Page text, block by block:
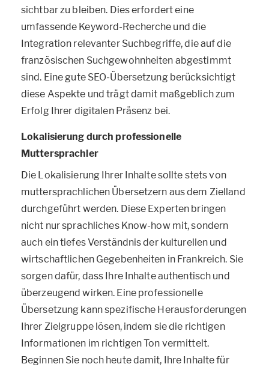
sichtbar zu bleiben. Dies erfordert eine
umfassende Keyword-Recherche und die
Integration relevanter Suchbegriffe, die auf die
französischen Suchgewohnheiten abgestimmt
sind. Eine gute SEO-Übersetzung berücksichtigt
diese Aspekte und trägt damit maßgeblich zum
Erfolg Ihrer digitalen Präsenz bei.
Lokalisierung durch professionelle
Muttersprachler
Die Lokalisierung Ihrer Inhalte sollte stets von
muttersprachlichen Übersetzern aus dem Zielland
durchgeführt werden. Diese Experten bringen
nicht nur sprachliches Know-how mit, sondern
auch ein tiefes Verständnis der kulturellen und
wirtschaftlichen Gegebenheiten in Frankreich. Sie
sorgen dafür, dass Ihre Inhalte authentisch und
überzeugend wirken. Eine professionelle
Übersetzung kann spezifische Herausforderungen
Ihrer Zielgruppe lösen, indem sie die richtigen
Informationen im richtigen Ton vermittelt.
Beginnen Sie noch heute damit, Ihre Inhalte für